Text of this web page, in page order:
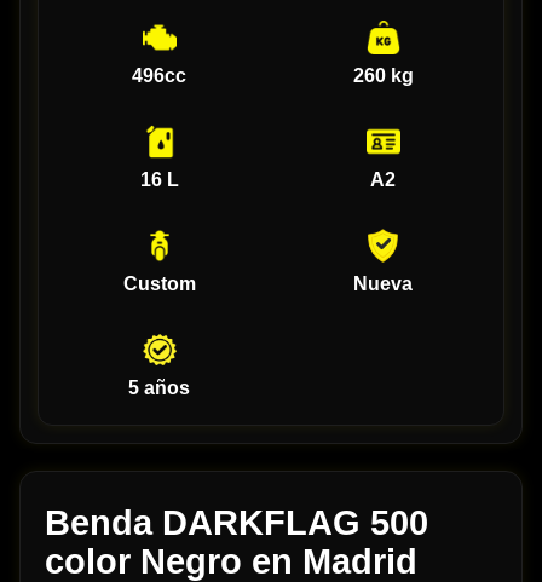
496cc 260 kg
16 L A2
Custom Nueva
5 años
Benda DARKFLAG 500
color Negro en Madrid